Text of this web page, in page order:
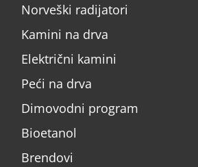
Norveški radijatori
Kamini na drva
Električni kamini
Peći na drva
Dimovodni program
Bioetanol
Brendovi